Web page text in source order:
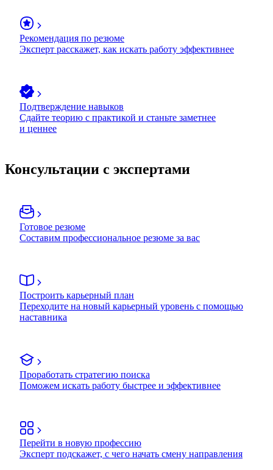
Рекомендация по резюме
Эксперт расскажет, как искать работу эффективнее
Подтверждение навыков
Сдайте теорию с практикой и станьте заметнее
и ценнее
Консультации с экспертами
Готовое резюме
Составим профессиональное резюме за вас
Построить карьерный план
Переходите на новый карьерный уровень с помощью
наставника
Проработать стратегию поиска
Поможем искать работу быстрее и эффективнее
Перейти в новую профессию
Эксперт подскажет, с чего начать смену направления